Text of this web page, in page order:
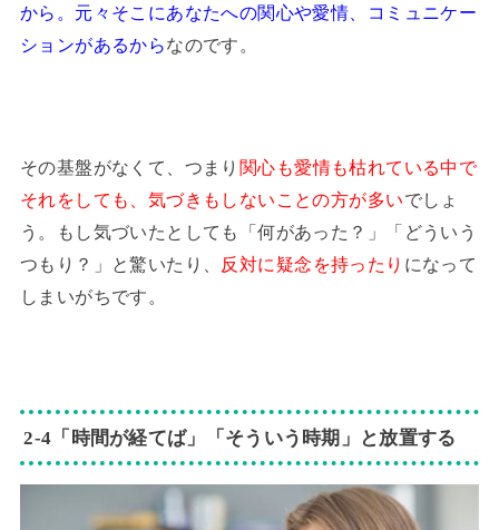
から。元々そこにあなたへの関心や愛情、コミュニケー
ションがあるからなのです。
その基盤がなくて、つまり 関心も愛情も枯れている中で
それをしても、気づきもしないことの方が多いでしょ
う。もし気づいたとしても「何があった？」「どういう
つもり？」と驚いたり、 反対に疑念を持ったり になって
しまいがちです。
2‐4「時間が経てば」「そういう時期」と放置する